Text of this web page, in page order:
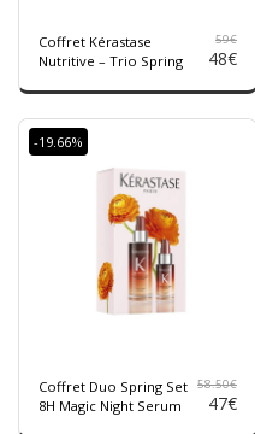
Coffret Kérastase
Nutritive – Trio Spring
59€
48€
-19.66%
Coffret Duo Spring Set
8H Magic Night Serum
58.50€
47€